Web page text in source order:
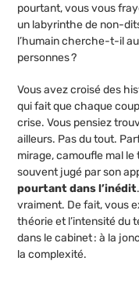
pourtant, vous vous
un labyrinthe de non-
l’humain cherche-t-il
personnes ?
Vous avez croisé des
qui fait que chaque
crise. Vous pensiez
ailleurs. Pas du tout.
mirage, camoufle mal
souvent jugé par son
pourtant dans l’inédit
vraiment. De fait, vous
théorie et l’intensité du
dans le cabinet : à la
la complexité.